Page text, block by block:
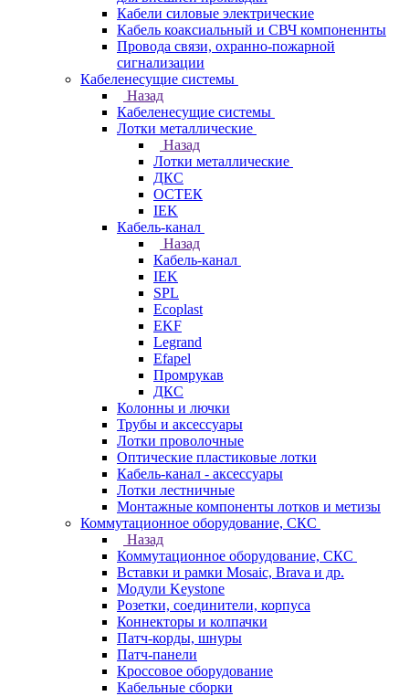
Кабели силовые электрические
Кабель коаксиальный и СВЧ компоненнты
Провода связи, охранно-пожарной
сигнализации
Кабеленесущие системы
Назад
Кабеленесущие системы
Лотки металлические
Назад
Лотки металлические
ДКС
ОСТЕК
IEK
Кабель-канал
Назад
Кабель-канал
IEK
SPL
Ecoplast
EKF
Legrand
Efapel
Промрукав
ДКС
Колонны и лючки
Трубы и аксессуары
Лотки проволочные
Оптические пластиковые лотки
Кабель-канал - аксессуары
Лотки лестничные
Монтажные компоненты лотков и метизы
Коммутационное оборудование, СКС
Назад
Коммутационное оборудование, СКС
Вставки и рамки Mosaic, Brava и др.
Модули Keystone
Розетки, соединители, корпуса
Коннекторы и колпачки
Патч-корды, шнуры
Патч-панели
Кроссовое оборудование
Кабельные сборки